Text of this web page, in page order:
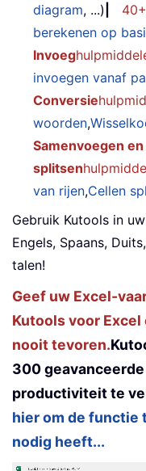
diagram, ...)
berekenen op
Invoeg
invoegen vanaf
Conversie
woorden,
Samenvoegen en
splitsen
van rijen,Cellen
Gebruik Kutools in
Engels, Spaans,
talen!
Geef uw Excel-
Kutools voor
nooit tevoren.
300
productiviteit te
hier om de functie
nodig heeft...